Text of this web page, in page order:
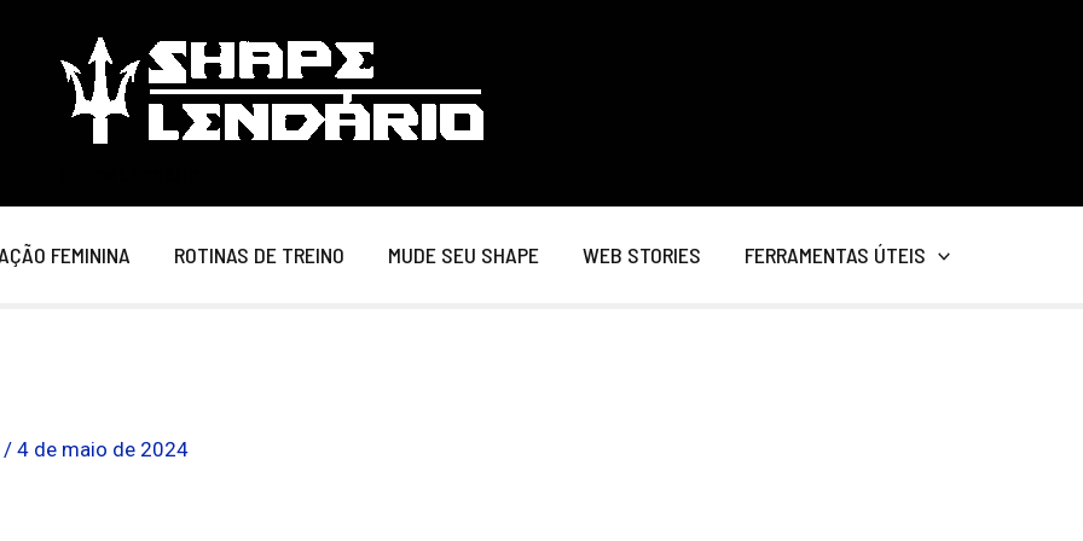
FEMININA ROTINAS DE TREINO MUDE SEU SHAPE WEB STORIES FERRAMENTAS ÚTEIS
/ 4 de maio de 2024